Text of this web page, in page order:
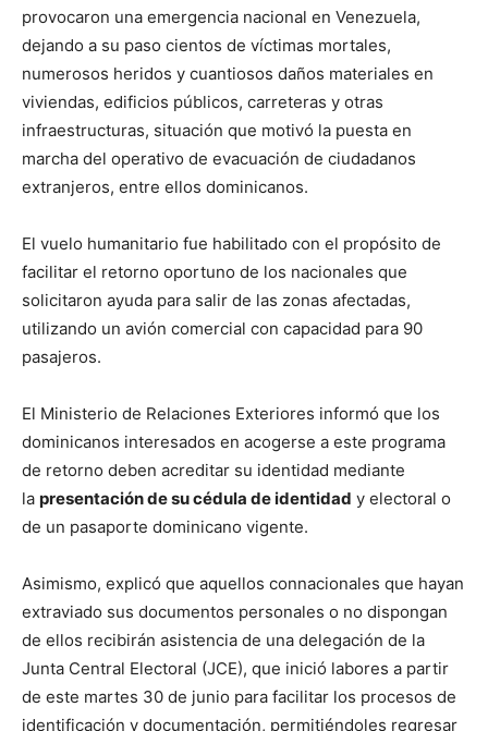
provocaron una emergencia nacional en Venezuela,
dejando a su paso cientos de víctimas mortales,
numerosos heridos y cuantiosos daños materiales en
viviendas, edificios públicos, carreteras y otras
infraestructuras, situación que motivó la puesta en
marcha del operativo de evacuación de ciudadanos
extranjeros, entre ellos dominicanos.
El vuelo humanitario fue habilitado con el propósito de
facilitar el retorno oportuno de los nacionales que
solicitaron ayuda para salir de las zonas afectadas,
utilizando un avión comercial con capacidad para 90
pasajeros.
El Ministerio de Relaciones Exteriores informó que los
dominicanos interesados en acogerse a este programa
de retorno deben acreditar su identidad mediante
la presentación de su cédula de identidad y electoral o
de un pasaporte dominicano vigente.
Asimismo, explicó que aquellos connacionales que hayan
extraviado sus documentos personales o no dispongan
de ellos recibirán asistencia de una delegación de la
Junta Central Electoral (JCE), que inició labores a partir
de este martes 30 de junio para facilitar los procesos de
identificación y documentación, permitiéndoles regresar